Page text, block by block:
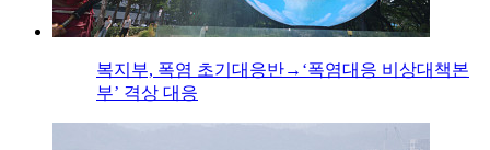
복지부, 폭염 초기대응반→‘폭염대응 비상대책본
부’ 격상 대응